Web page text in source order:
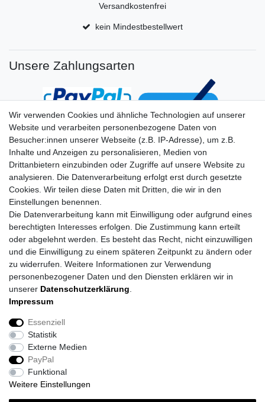
Versandkostenfrei
kein Mindestbestellwert
Unsere Zahlungsarten
Impressum
Barrierefreiheitserklärung
Wir verwenden Cookies und ähnliche Technologien auf unserer
Website und verarbeiten personenbezogene Daten von
Besucher:innen unserer Webseite (z.B. IP-Adresse), um z.B.
Inhalte und Anzeigen zu personalisieren, Medien von
Drittanbietern einzubinden oder Zugriffe auf unsere Website zu
analysieren. Die Datenverarbeitung erfolgt erst durch gesetzte
Cookies. Wir teilen diese Daten mit Dritten, die wir in den
Einstellungen benennen.
Die Datenverarbeitung kann mit Einwilligung oder aufgrund eines
berechtigten Interesses erfolgen. Die Zustimmung kann erteilt
oder abgelehnt werden. Es besteht das Recht, nicht einzuwilligen
und die Einwilligung zu einem späteren Zeitpunkt zu ändern oder
zu widerrufen. Weitere Informationen zur Verwendung
personenbezogener Daten und den Diensten erklären wir in
unserer Daten­schutz­erklärung
Impressum
Essenziell
Statistik
Externe Medien
PayPal
Funktional
Weitere Einstellungen